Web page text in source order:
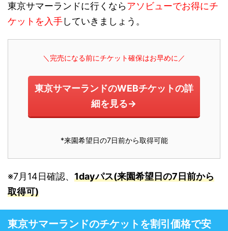
東京サマーランドに行くならアソビューでお得にチ
ケットを入手していきましょう。
＼完売になる前にチケット確保はお早めに／
東京サマーランドのWEBチケットの詳
細を見る→
*来園希望日の7日前から取得可能
※7月14日確認、 1dayパス(来園希望日の7日前から
取得可)
東京サマーランドのチケットを割引価格で安